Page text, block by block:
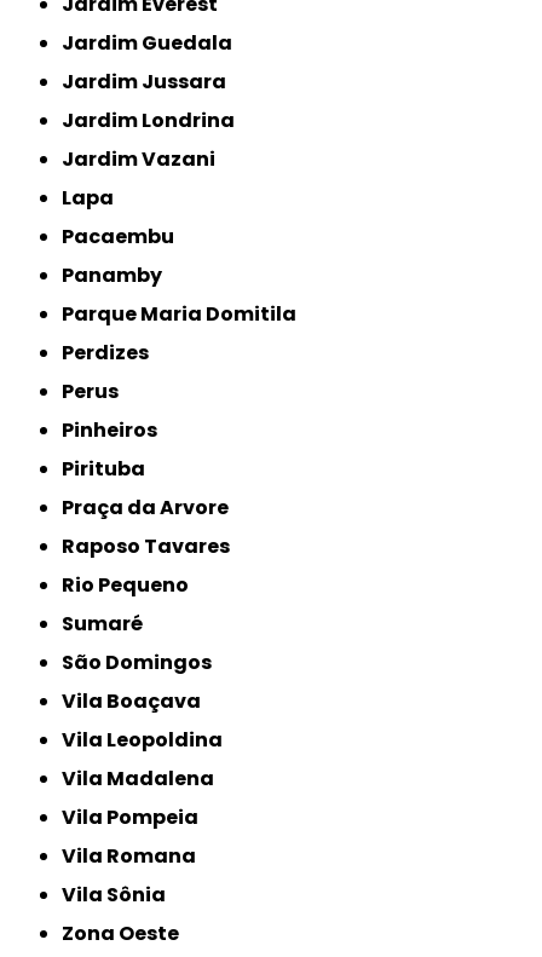
Jardim Guedala
Jardim Jussara
Jardim Londrina
Jardim Vazani
Lapa
Pacaembu
Panamby
Parque Maria Domitila
Perdizes
Perus
Pinheiros
Pirituba
Praça da Arvore
Raposo Tavares
Rio Pequeno
Sumaré
São Domingos
Vila Boaçava
Vila Leopoldina
Vila Madalena
Vila Pompeia
Vila Romana
Vila Sônia
Zona Oeste